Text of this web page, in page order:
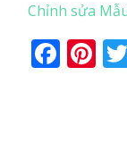
Chỉnh sửa